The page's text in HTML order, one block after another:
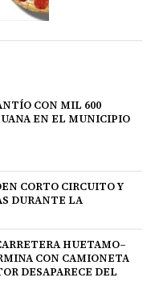
CON MIL 600
EN EL MUNICIPIO
CORTO CIRCUITO Y
DURANTE LA
HUETAMO–
CON CAMIONETA
DESAPARECE DEL